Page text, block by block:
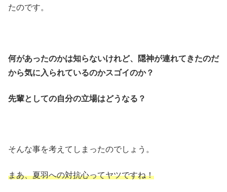
たのです。
何があったのかは知らないけれど、隠神が連れてきたのだ
から気に入られているのかスゴイのか？
先輩としての自分の立場はどうなる？
そんな事を考えてしまったのでしょう。
まあ、夏羽への対抗心ってヤツですね！